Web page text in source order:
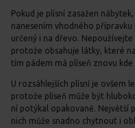
Pokud je plísní zasažen
nanesením vhodného
určený i na dřevo.
protože obsahuje látky, které
tím pádem má plíseň znovu kde
U rozsáhlejších plísní je ovšem
protože plíseň může být
ní potýkal opakovaně. Největší
nich může snadno chytnout i